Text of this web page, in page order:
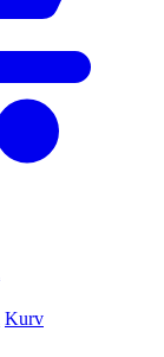
Kurv